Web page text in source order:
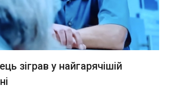
зіграв у найгарячішій